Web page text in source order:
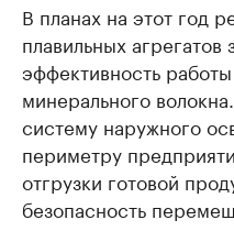
В планах на этот год
плавильных
эффективность
минерального
систему наружного
периметру
отгрузки готовой
безопасность